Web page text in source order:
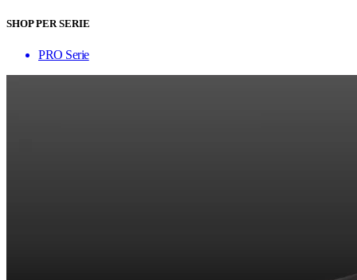
SHOP PER SERIE
PRO Serie